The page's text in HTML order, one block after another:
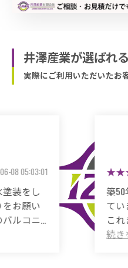
井澤産業が選ばれ
実際にご利用いただいたお
マサコ
築50年の自宅、20年
ていました。
これまで3度天井から
箇所は修繕してもらい